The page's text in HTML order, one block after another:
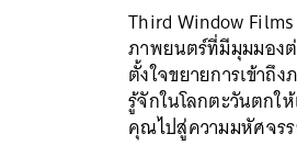
Third Window
ภาพยนตร์ที่มีมุมมองต่
ตั้งใจขยายการเข้าถึ
รู้จักในโลกตะวันตกใ
คุณไปสู่ความมหัศจร